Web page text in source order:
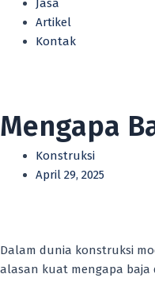
Artikel
Kontak
Mengapa
Konstruksi
April 29, 2025
Dalam dunia konstruksi
alasan kuat mengapa baja